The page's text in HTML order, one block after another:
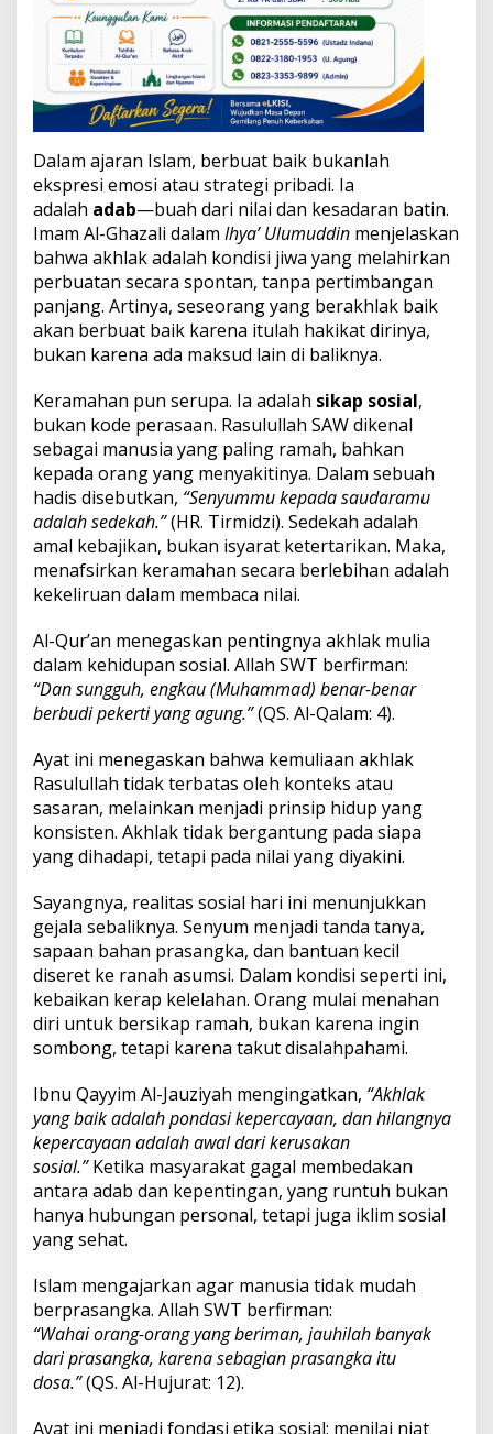
Dalam ajaran Islam, berbuat baik bukanlah
ekspresi emosi atau strategi pribadi. Ia
adalah adab—buah dari nilai dan kesadaran batin.
Imam Al-Ghazali dalam Ihya’ Ulumuddin menjelaskan
bahwa akhlak adalah kondisi jiwa yang melahirkan
perbuatan secara spontan, tanpa pertimbangan
panjang. Artinya, seseorang yang berakhlak baik
akan berbuat baik karena itulah hakikat dirinya,
bukan karena ada maksud lain di baliknya.
Keramahan pun serupa. Ia adalah sikap sosial,
bukan kode perasaan. Rasulullah SAW dikenal
sebagai manusia yang paling ramah, bahkan
kepada orang yang menyakitinya. Dalam sebuah
hadis disebutkan, “Senyummu kepada saudaramu
adalah sedekah.”(HR. Tirmidzi). Sedekah adalah
amal kebajikan, bukan isyarat ketertarikan. Maka,
menafsirkan keramahan secara berlebihan adalah
kekeliruan dalam membaca nilai.
Al-Qur’an menegaskan pentingnya akhlak mulia
dalam kehidupan sosial. Allah SWT berfirman:
“Dan sungguh, engkau (Muhammad) benar-benar
berbudi pekerti yang agung.”(QS. Al-Qalam: 4).
Ayat ini menegaskan bahwa kemuliaan akhlak
Rasulullah tidak terbatas oleh konteks atau
sasaran, melainkan menjadi prinsip hidup yang
konsisten. Akhlak tidak bergantung pada siapa
yang dihadapi, tetapi pada nilai yang diyakini.
Sayangnya, realitas sosial hari ini menunjukkan
gejala sebaliknya. Senyum menjadi tanda tanya,
sapaan bahan prasangka, dan bantuan kecil
diseret ke ranah asumsi. Dalam kondisi seperti ini,
kebaikan kerap kelelahan. Orang mulai menahan
diri untuk bersikap ramah, bukan karena ingin
sombong, tetapi karena takut disalahpahami.
Ibnu Qayyim Al-Jauziyah mengingatkan, “Akhlak
yang baik adalah pondasi kepercayaan, dan hilangnya
kepercayaan adalah awal dari kerusakan
sosial.”Ketika masyarakat gagal membedakan
antara adab dan kepentingan, yang runtuh bukan
hanya hubungan personal, tetapi juga iklim sosial
yang sehat.
Islam mengajarkan agar manusia tidak mudah
berprasangka. Allah SWT berfirman:
“Wahai orang-orang yang beriman, jauhilah banyak
dari prasangka, karena sebagian prasangka itu
dosa.”(QS. Al-Hujurat: 12).
Ayat ini menjadi fondasi etika sosial: menilai niat